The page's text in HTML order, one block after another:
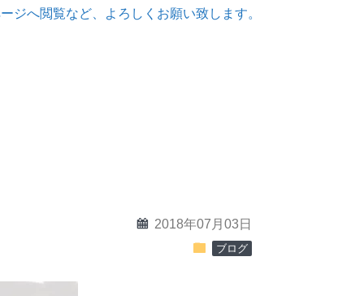
ジへ閲覧など、よろしくお願い致します。
calendar 2018年07月03日
folder ブログ